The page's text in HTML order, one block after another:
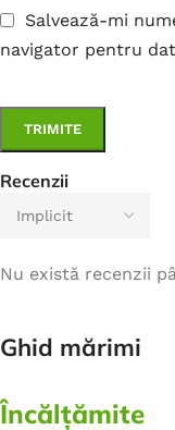
Recenzii
Nu există recenzii
Salvează-mi
navigator pentru
Ghid mărimi
Încălțămite